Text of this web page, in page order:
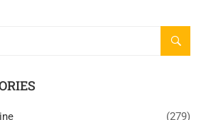
(279)